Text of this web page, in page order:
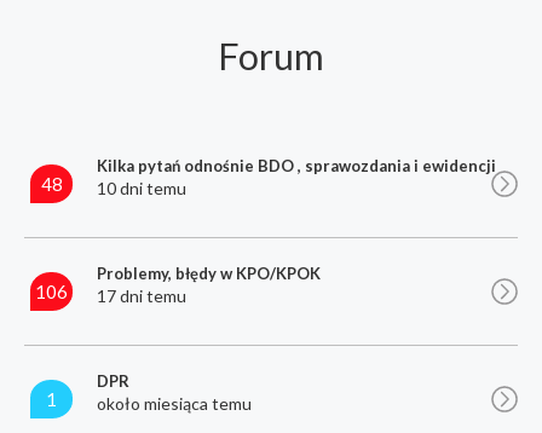
Forum
48
Kilka pytań odnośnie BDO , sprawozdania i ewidencji
10 dni temu
106
Problemy, błędy w KPO/KPOK
17 dni temu
1
DPR
około miesiąca temu